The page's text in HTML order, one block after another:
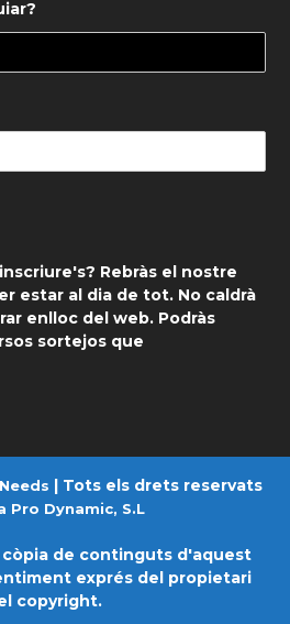
Rebràs el nostre
estar al dia de tot. No caldrà
enlloc del web. Podràs
sortejos que
| Tots els drets reservats
Pro Dynamic, S.L
de continguts d'aquest
exprés del propietari
copyright.